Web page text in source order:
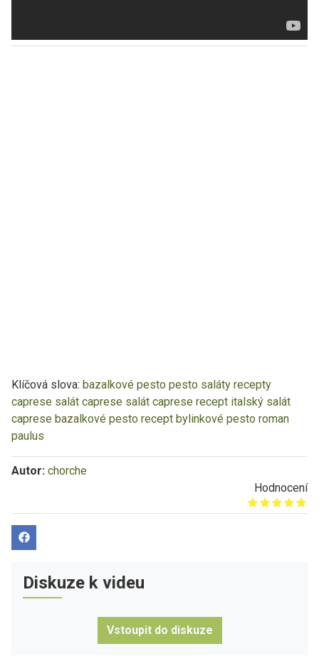
Klíčová slova: bazalkové pesto pesto saláty recepty
caprese salát caprese salát caprese recept italský salát
caprese bazalkové pesto recept bylinkové pesto roman
paulus
Autor: chorche
Hodnocení
Give it 1/5
Give it 2/5
Give it 3/5
Give it 4/5
Give it 5/5
Diskuze k videu
Vstoupit do diskuze